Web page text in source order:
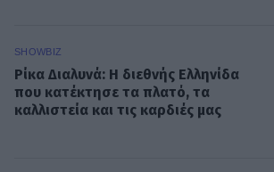
SHOWBIZ
Ρίκα Διαλυνά: Η διεθνής Ελληνίδα
που κατέκτησε τα πλατό, τα
καλλιστεία και τις καρδιές μας